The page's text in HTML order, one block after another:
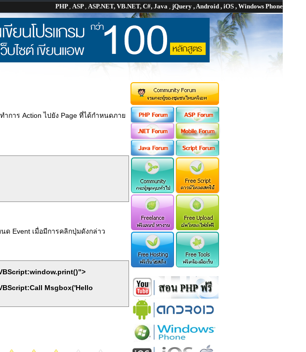
PHP, ASP, ASP.NET, VB.NET, C#, Java , jQuery , Android , iOS , Windows Phone
การ Action ไปยัง Page ที่ได้กำหนดภาย
ด Event เมื่อมีการคลิกปุ่มดังกล่าว
Msgbox('Hello